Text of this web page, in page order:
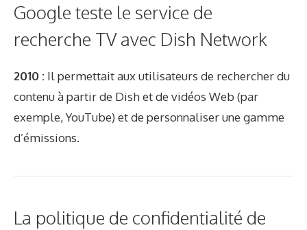
Google teste le service de
recherche TV avec Dish Network
2010 : Il permettait aux utilisateurs de rechercher du
contenu à partir de Dish et de vidéos Web (par
exemple, YouTube) et de personnaliser une gamme
d’émissions.
La politique de confidentialité de